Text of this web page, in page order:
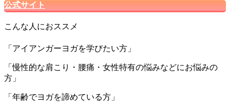
公式サイト
こんな人におススメ
「アイアンガーヨガを学びたい方」
「慢性的な肩こり・腰痛・女性特有の悩みなどにお悩みの
方」
「年齢でヨガを諦めている方」